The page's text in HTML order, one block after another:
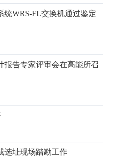
统WRS-FL交换机通过鉴定
报告专家评审会在高能所召
选址现场踏勘工作